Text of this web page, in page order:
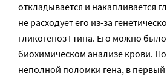
откладывается и накапливается
не расходует его из-за
гликогеноз I типа. Его можно
биохимическом анализе крови.
неполной поломки гена, в первый